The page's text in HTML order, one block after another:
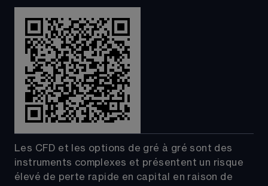
Les CFD et les options de gré à gré sont des
instruments complexes et présentent un risque
élevé de perte rapide en capital en raison de